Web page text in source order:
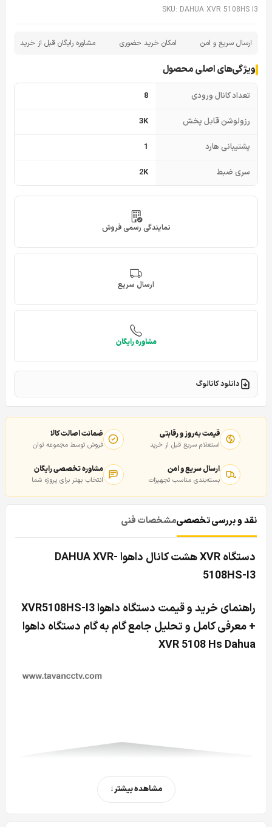
SKU: DAHUA XVR 5108HS I3
ارسال سریع و امن امکان خرید حضوری مشاوره رایگان قبل از خرید
ویژگی‌های اصلی محصول
تعداد کانال ورودی 8
رزولوشن قابل پخش 3K
پشتیبانی هارد 1
سری ضبط 2K
نمایندگی رسمی فروش
ارسال سریع
مشاوره رایگان
دانلود کاتالوگ
قیمت به‌روز و رقابتی
استعلام سریع قبل از خرید
ضمانت اصالت کالا
فروش توسط مجموعه توان
ارسال سریع و امن
بسته‌بندی مناسب تجهیزات
مشاوره تخصصی رایگان
انتخاب بهتر برای پروژه شما
نقد و بررسی تخصصیمشخصات فنی
دستگاه XVR هشت کانال داهوا DAHUA XVR-
5108HS-I3
راهنمای خرید و قیمت دستگاه داهوا XVR5108HS-I3
+ معرفی کامل و تحلیل جامع گام به گام دستگاه داهوا
XVR 5108 Hs Dahua
مشاهده بیشتر